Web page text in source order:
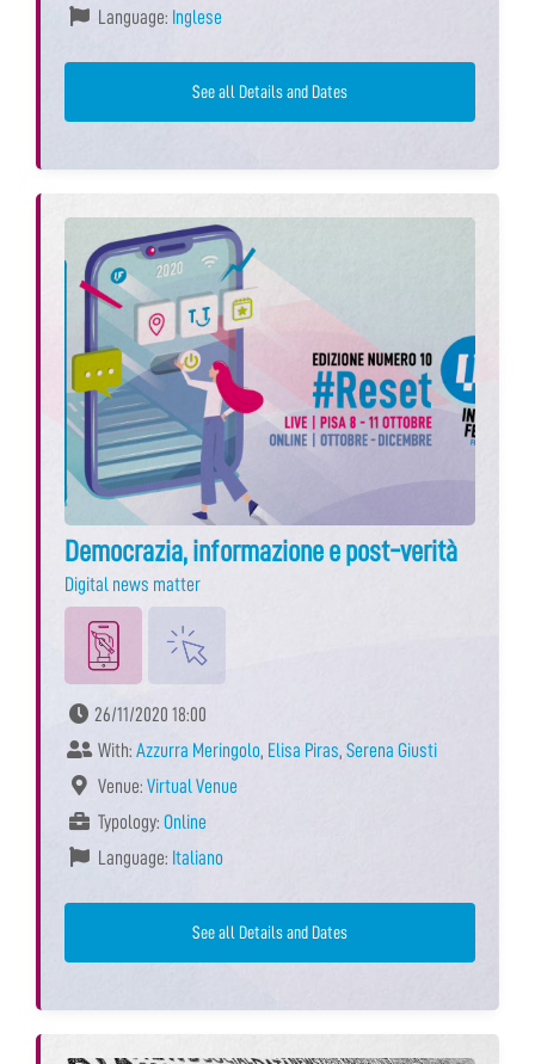
Language: Inglese
See all Details and Dates
Democrazia, informazione e post-verità
Digital news matter
26/11/2020 18:00
With: Azzurra Meringolo, Elisa Piras, Serena Giusti
Venue: Virtual Venue
Typology: Online
Language: Italiano
See all Details and Dates